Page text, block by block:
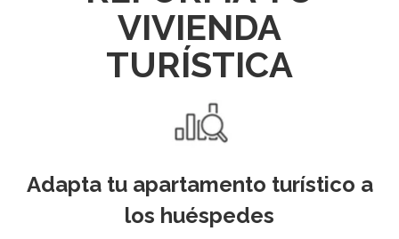
VIVIENDA
TURÍSTICA
Adapta tu apartamento turístico a
los huéspedes